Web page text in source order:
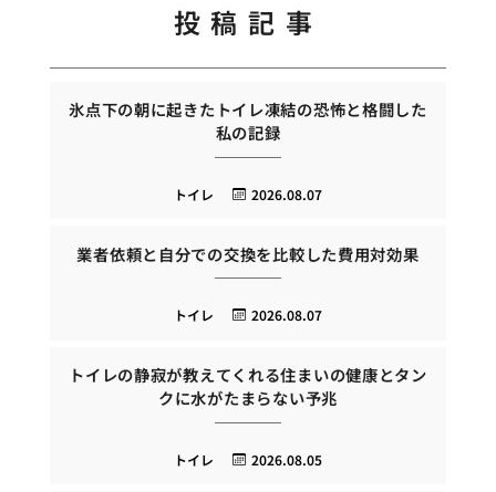
投稿記事
氷点下の朝に起きたトイレ凍結の恐怖と格闘した
私の記録
2026.08.07
トイレ
業者依頼と自分での交換を比較した費用対効果
2026.08.07
トイレ
トイレの静寂が教えてくれる住まいの健康とタン
クに水がたまらない予兆
2026.08.05
トイレ